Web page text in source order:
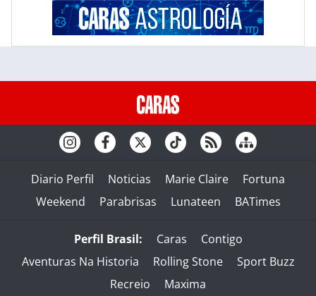
Diario Perfil Noticias Marie Claire
Fortuna
Weekend
Parabrisas Lunateen BATimes
Perfil Brasil: Caras
Contigo
Aventuras Na Historia
Rolling Stone
Sport Buzz
Recreio
Maxima